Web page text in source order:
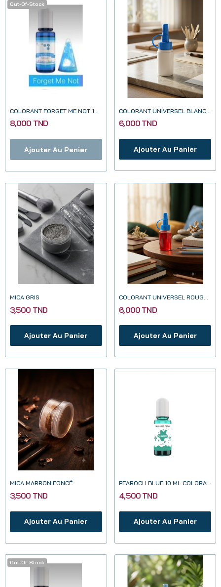
Out-Of-Stock
8,000 TND
Ajouter Au Panier
6,000 TND
Ajouter Au Panier
MICA GRIS
3,500 TND
Ajouter Au Panier
6,000 TND
Ajouter Au Panier
MICA MARRON FONCÉ
3,500 TND
Ajouter Au Panier
PEAROCH BLUE 10 ML COLORANT TRANSPARENT POUR...
4,500 TND
Ajouter Au Panier
Out-Of-Stock